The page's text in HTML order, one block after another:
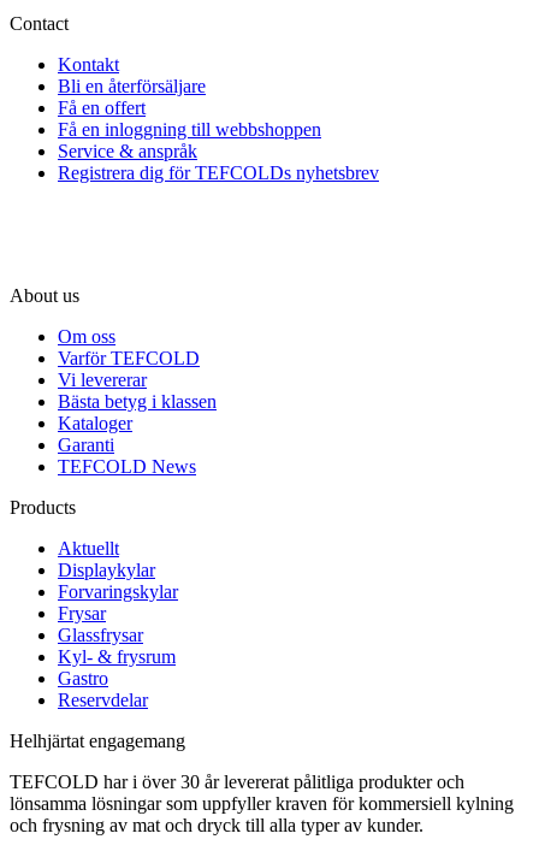
Contact
Kontakt
Bli en återförsäljare
Få en offert
Få en inloggning till webbshoppen
Service & anspråk
Registrera dig för TEFCOLDs nyhetsbrev
About us
Om oss
Varför TEFCOLD
Vi levererar
Bästa betyg i klassen
Kataloger
Garanti
TEFCOLD News
Products
Aktuellt
Displaykylar
Forvaringskylar
Frysar
Glassfrysar
Kyl- & frysrum
Gastro
Reservdelar
Helhjärtat engagemang
TEFCOLD har i över 30 år levererat pålitliga produkter och
lönsamma lösningar som uppfyller kraven för kommersiell kylning
och frysning av mat och dryck till alla typer av kunder.